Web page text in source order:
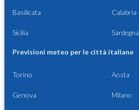
Basilicata Calabria
Sicilia Sardegna
Previsioni meteo per le città italiane
Torino Aosta
Genova Milano